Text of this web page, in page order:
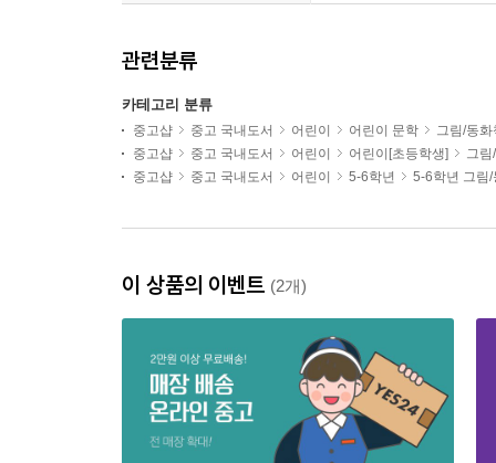
관련분류
카테고리 분류
중고샵 중고 국내도서 어린이 어린이 문학
그림/동화
중고샵
중고 국내도서 어린이 어린이[초등학생]
그림
중고샵
중고 국내도서 어린이 5-6학년 5-6학년 그림/
이 상품의 이벤트 (2개)